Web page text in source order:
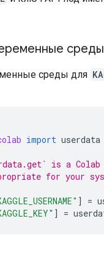
среды
среды для
import userdata
is a
for your
] =
] =